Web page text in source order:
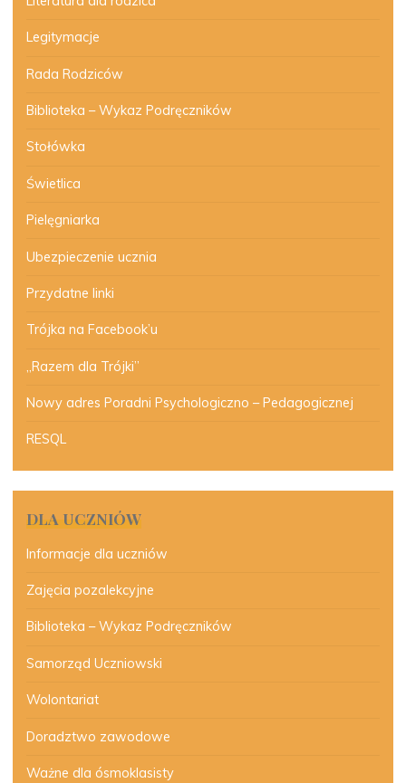
Legitymacje
Rada Rodziców
Biblioteka – Wykaz Podręczników
Stołówka
Świetlica
Pielęgniarka
Ubezpieczenie ucznia
Przydatne linki
Trójka na Facebook’u
„Razem dla Trójki”
Nowy adres Poradni Psychologiczno – Pedagogicznej
RESQL
DLA UCZNIÓW
Informacje dla uczniów
Zajęcia pozalekcyjne
Biblioteka – Wykaz Podręczników
Samorząd Uczniowski
Wolontariat
Doradztwo zawodowe
Ważne dla ósmoklasisty